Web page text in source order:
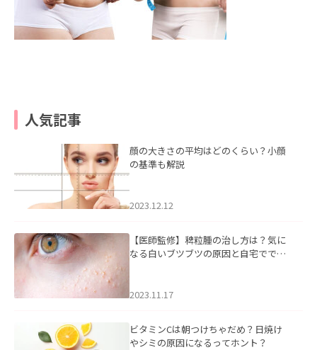
人気記事
顔の大きさの平均はどのくらい？小顔
の基準も解説
2023.12.12
【医師監修】稗粒腫の治し方は？気に
なる白いブツブツの原因と自宅ででき
2023.11.17
ビタミンCは朝つけちゃだめ？日焼け
やシミの原因になるってホント？